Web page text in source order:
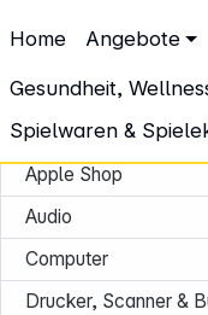
Home Angebote
Gesundheit,
Spielwaren &
Sport & Freizeit
Angebote
Apple Shop
Audio
Computer
Drucker, Scanner &